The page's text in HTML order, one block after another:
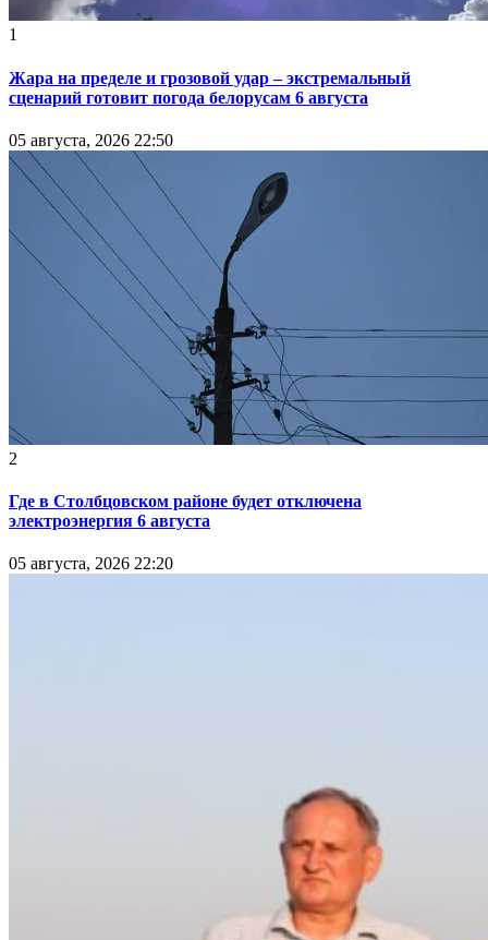
1
Жара на пределе и грозовой удар – экстремальный
сценарий готовит погода белорусам 6 августа
05 августа, 2026 22:50
2
Где в Столбцовском районе будет отключена
электроэнергия 6 августа
05 августа, 2026 22:20